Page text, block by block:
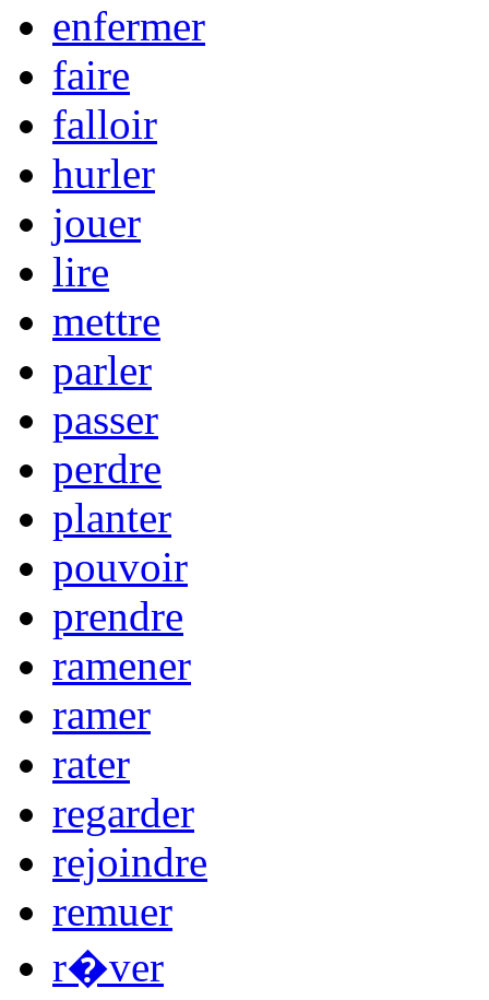
enfermer
faire
falloir
hurler
jouer
lire
mettre
parler
passer
perdre
planter
pouvoir
prendre
ramener
ramer
rater
regarder
rejoindre
remuer
r�ver